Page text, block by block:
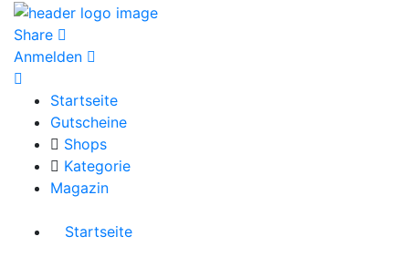
Share
Anmelden
Startseite
Gutscheine
Shops
Kategorie
Magazin
Startseite